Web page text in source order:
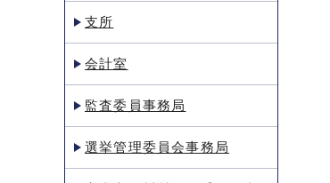
支所
会計室
監査委員事務局
選挙管理委員会事務局